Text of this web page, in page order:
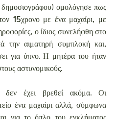
δημοσιογράφου) ομολόγησε πως
15χρονο με ένα μαχαίρι, με
ο ίδιος συνελήφθη στο
την αιματηρή συμπλοκή και,
για ύπνο. Η μητέρα του ήταν
αστυνομικούς.
έχει βρεθεί ακόμα. Οι
ένα μαχαίρι αλλά, σύμφωνα